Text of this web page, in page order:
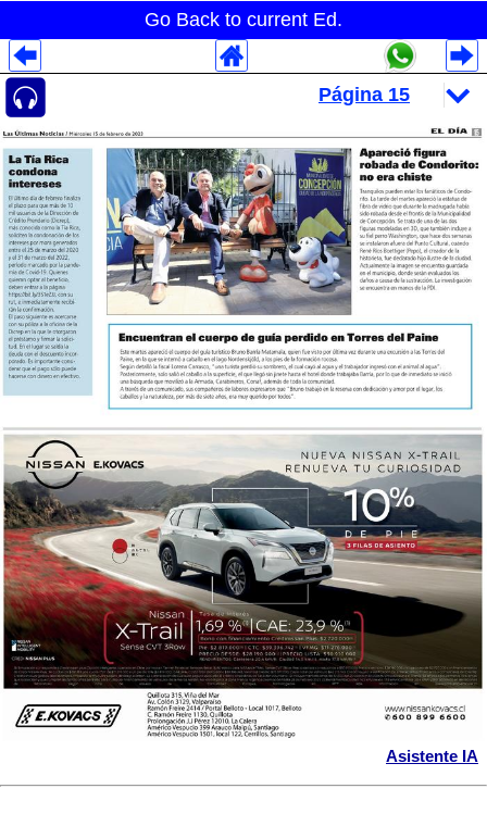
Go Back to current Ed.
Asistente IA
Despliegues Analytics
Despliegues Totales
Despliegues por Rubros